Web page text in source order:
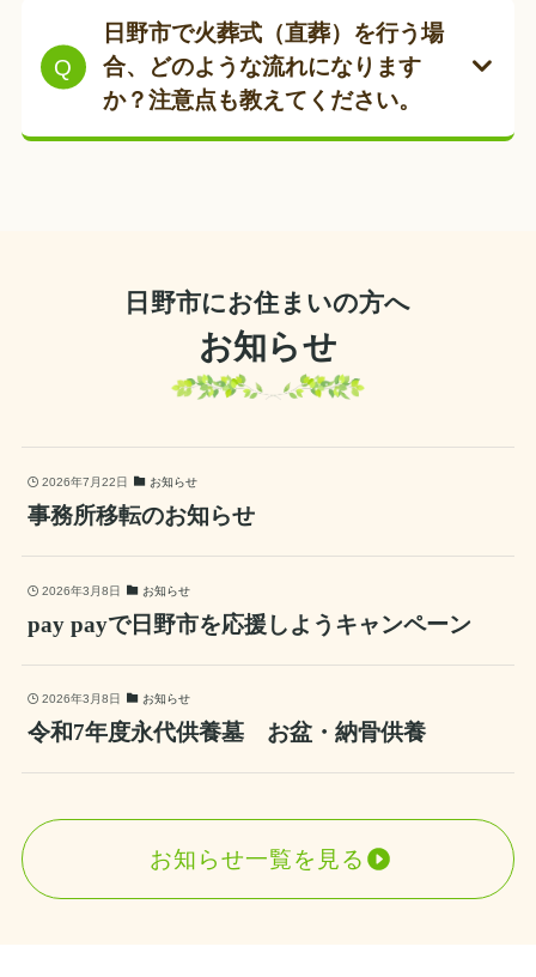
す。 火葬場と葬儀式場が同じ建物
内にあるため、移動のマイクロバ
ス費用を抑えた効率的な家族葬が
可能です。
費用の透明性：市の規格に基づい
た明確な料金設定で、予算を抑え
た葬儀が可能です。
スムーズな連携： 日野市役所への
「日野市民葬儀」の制度を利用した家
族葬や火葬式についても、まずは弊社
へお気軽にご相談ください。
申請先は 日野市役所
（保険年金課）と
なります。申請には会葬礼状や葬儀費
用の領収書など、喪主を確認できる書
類が必要です。弊社では、こうした日
野市独自の助成金制度の活用や、申請
らしの方からのご相談が増えていま
す。
身近に頼める方がいない場合は、生前
に「死後事務委任契約」を結ぶこと
弊社では専門家のご紹介から、
などを利用した具体的なプラ
ン作成まで一貫してサポートいたしま
す。将来の不安を解消し、ご自身らし
ますので、まずは無料相談をご利用く
ださい。
日野市で火葬式（直葬）を行う場
合、どのような流れになります
か？注意点も教えてください。
南多摩斎場を利用するのが一般的で
【弊社の特徴】
せんが、弊社では自社の安置料を無料
で承っております。火葬当日まで大切
にお預かりいたしますので、費用を最
【注意点】
・お別れの時間：火葬炉の前での対面
は5分程度と短いため、事前の安置場
所での面会をお勧めします。
・周囲の理解：
儀菩提寺がある場合
は、菩提寺の了解を得る必要がござい
車スペースが非常に少ないため、少人
数での移動が必要です。
日野市にお住まいの方へ
お知らせ
2026年7月22日 お知らせ
事務所移転のお知らせ
2026年3月8日 お知らせ
pay payで日野市を応援しようキャンペーン
2026年3月8日 お知らせ
令和7年度永代供養墓 お盆・納骨供養
お知らせ一覧を見る